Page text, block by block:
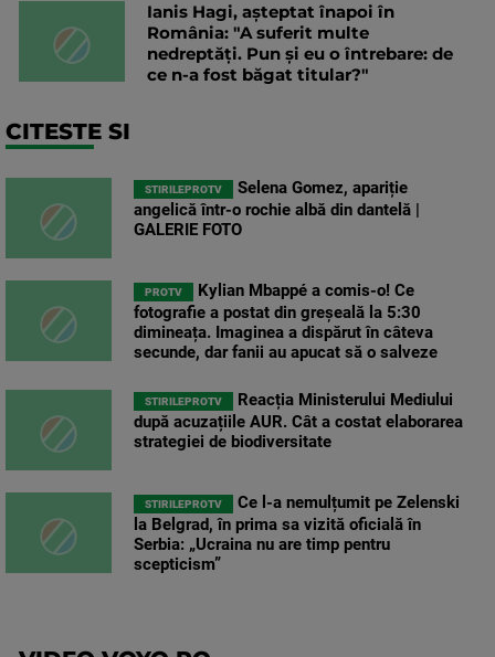
Ianis Hagi, așteptat înapoi în
România: "A suferit multe
nedreptăți. Pun și eu o întrebare: de
ce n-a fost băgat titular?"
CITESTE SI
STIRILEPROTV
Selena Gomez, apariție
angelică într-o rochie albă din dantelă |
GALERIE FOTO
PROTV
Kylian Mbappé a comis-o! Ce
fotografie a postat din greșeală la 5:30
dimineața. Imaginea a dispărut în câteva
secunde, dar fanii au apucat să o salveze
STIRILEPROTV
Reacția Ministerului Mediului
după acuzațiile AUR. Cât a costat elaborarea
strategiei de biodiversitate
STIRILEPROTV
Ce l-a nemulțumit pe Zelenski
la Belgrad, în prima sa vizită oficială în
Serbia: „Ucraina nu are timp pentru
scepticism”